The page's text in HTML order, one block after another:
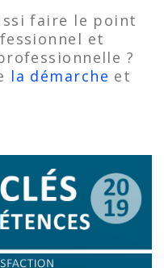
faire le point
et
?
la démarche et